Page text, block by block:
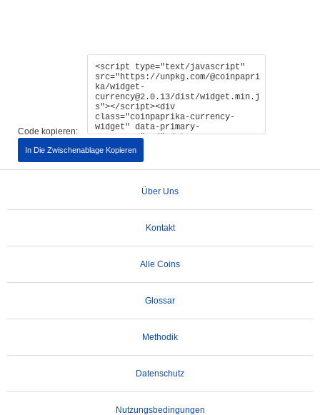
Code kopieren:
In Die Zwischenablage Kopieren
Über Uns
Kontakt
Alle Coins
Glossar
Methodik
Datenschutz
Nutzungsbedingungen